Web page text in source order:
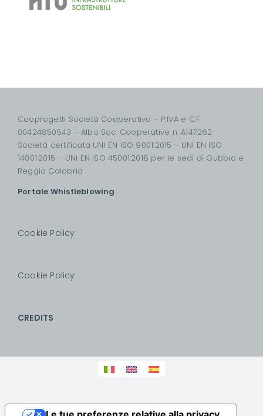
Cooprogetti Società Cooperativa – P.IVA e C.F.
00424850543 – Albo Soc. Cooperative n. A147262
Società certificata UNI EN ISO 9001:2015 – UNI EN ISO
14001:2015 – UNI EN ISO 45001:2018 per le sedi di Gubbio e
Reggio Calabria
Portale Whistleblowing
Cookie Policy
Cookie Policy
CREDITS